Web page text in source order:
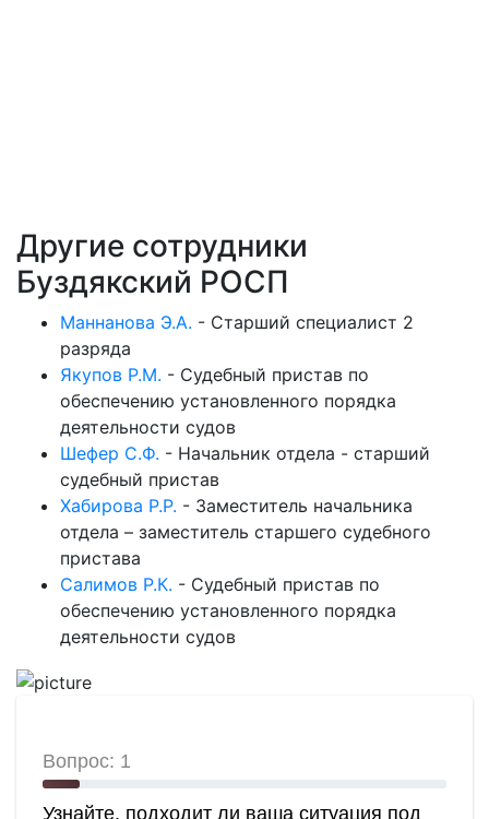
Другие сотрудники
Буздякский РОСП
Маннанова Э.А. - Старший специалист 2
разряда
Якупов Р.М. - Судебный пристав по
обеспечению установленного порядка
деятельности судов
Шефер С.Ф. - Начальник отдела - старший
судебный пристав
Хабирова Р.Р. - Заместитель начальника
отдела – заместитель старшего судебного
пристава
Салимов Р.К. - Судебный пристав по
обеспечению установленного порядка
деятельности судов